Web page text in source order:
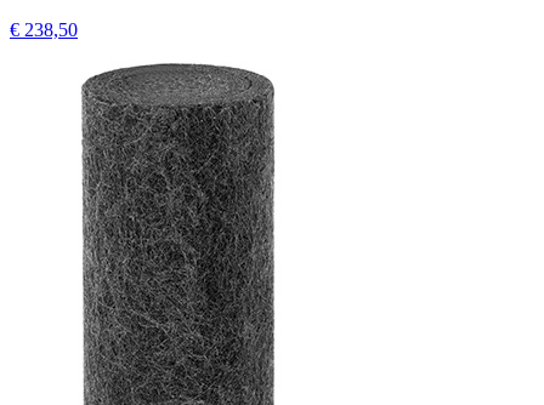
€ 238,50